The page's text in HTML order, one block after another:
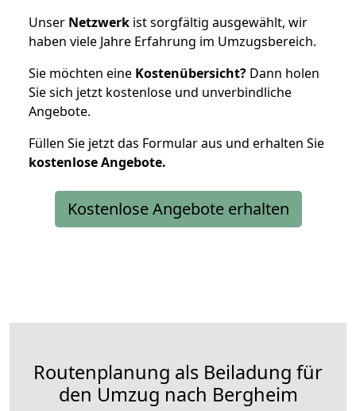
Unser Netzwerk ist sorgfältig ausgewählt, wir
haben viele Jahre Erfahrung im Umzugsbereich.
Sie möchten eine Kostenübersicht? Dann holen
Sie sich jetzt kostenlose und unverbindliche
Angebote.
Füllen Sie jetzt das Formular aus und erhalten Sie
kostenloseAngebote.
Kostenlose Angebote erhalten
Routenplanung als Beiladung für
den Umzug nach Bergheim